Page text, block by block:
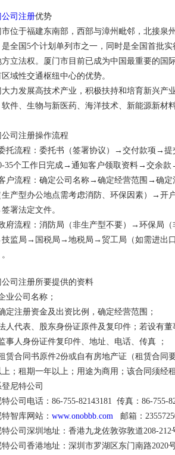
公司注册优势
市位于福建东南部，西部与漳州毗邻，北接泉
是全国5个计划单列市之一，同时是全国首批
方立法权。厦门市目前已成为中国最重要的国
域性交通枢纽中心的优势。
大力发展高技术产业，积极扶持和培育新兴产
件、生物与新医药、海洋技术、新能源新材
公司注册操作流程
托流程：委托书（签署协议）→交付款项→
35个工作日完成→通知客户领取资料→交余款
户流程：确定公司名称→确定经营范围→确
生产型办公地点需考虑消防、环保因素）→
署法定文件。
府流程：消防局（非生产型不要）→环保局
监局→国税局→地税局→贸工局（如需进出
公司注册所要提供的资料
业公司名称；
定注册资金及出资比例，确定经营范围；
人代表、股东身份证原件及复印件；若设有
事人身份证件复印件、地址、电话、传真 ；
赁合同书原件2份或自有房地产证（租赁合同
；租期一年以上；用途为商用；该合同须经
尼特公司
公司电话：86-755-82143181 传真：86-755-
智库网站： www.onobbb.com 邮箱：
公司深圳地址：香港九龙佐敦弥敦道208-212
公司香港地址：深圳市罗湖区东门南路2020